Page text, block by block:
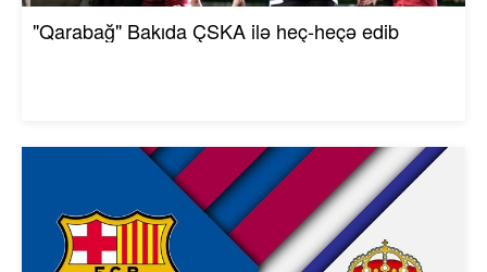
"Qarabağ" Bakıda ÇSKA ilə heç-heçə edib